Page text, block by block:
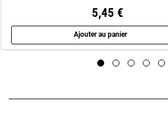
5,45 €
Ajouter au panier
Aperçu rapide